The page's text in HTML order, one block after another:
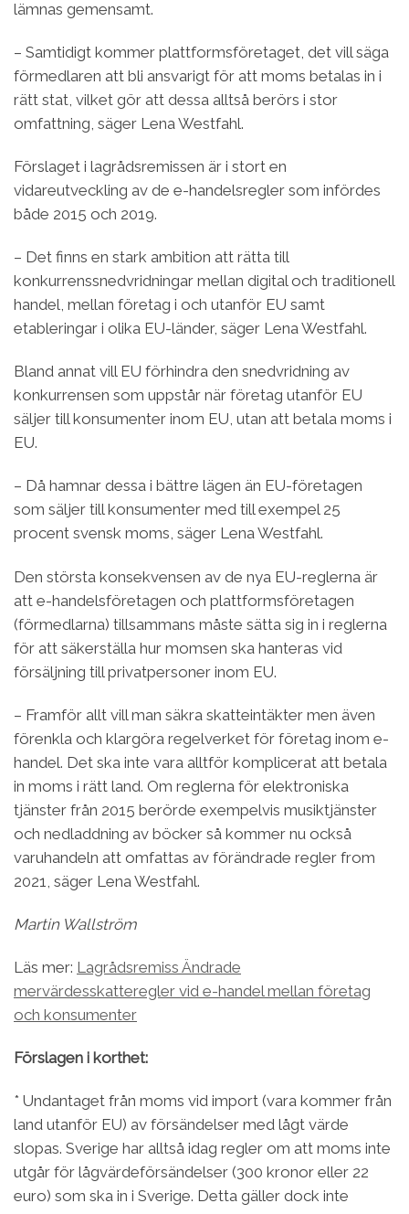
lämnas gemensamt.
– Samtidigt kommer plattformsföretaget, det vill säga
förmedlaren att bli ansvarigt för att moms betalas in i
rätt stat, vilket gör att dessa alltså berörs i stor
omfattning, säger Lena Westfahl.
Förslaget i lagrådsremissen är i stort en
vidareutveckling av de e-handelsregler som infördes
både 2015 och 2019.
– Det finns en stark ambition att rätta till
konkurrenssnedvridningar mellan digital och traditionell
handel, mellan företag i och utanför EU samt
etableringar i olika EU-länder, säger Lena Westfahl.
Bland annat vill EU förhindra den snedvridning av
konkurrensen som uppstår när företag utanför EU
säljer till konsumenter inom EU, utan att betala moms i
EU.
– Då hamnar dessa i bättre lägen än EU-företagen
som säljer till konsumenter med till exempel 25
procent svensk moms, säger Lena Westfahl.
Den största konsekvensen av de nya EU-reglerna är
att e-handelsföretagen och plattformsföretagen
(förmedlarna) tillsammans måste sätta sig in i reglerna
för att säkerställa hur momsen ska hanteras vid
försäljning till privatpersoner inom EU.
– Framför allt vill man säkra skatteintäkter men även
förenkla och klargöra regelverket för företag inom e-
handel. Det ska inte vara alltför komplicerat att betala
in moms i rätt land. Om reglerna för elektroniska
tjänster från 2015 berörde exempelvis musiktjänster
och nedladdning av böcker så kommer nu också
varuhandeln att omfattas av förändrade regler from
2021, säger Lena Westfahl.
Martin Wallström
Läs mer: Lagrådsremiss Ändrade
mervärdesskatteregler vid e-handel mellan företag
och konsumenter
Förslagen i korthet:
* Undantaget från moms vid import (vara kommer från
land utanför EU) av försändelser med lågt värde
slopas. Sverige har alltså idag regler om att moms inte
utgår för lågvärdeförsändelser (300 kronor eller 22
euro) som ska in i Sverige. Detta gäller dock inte